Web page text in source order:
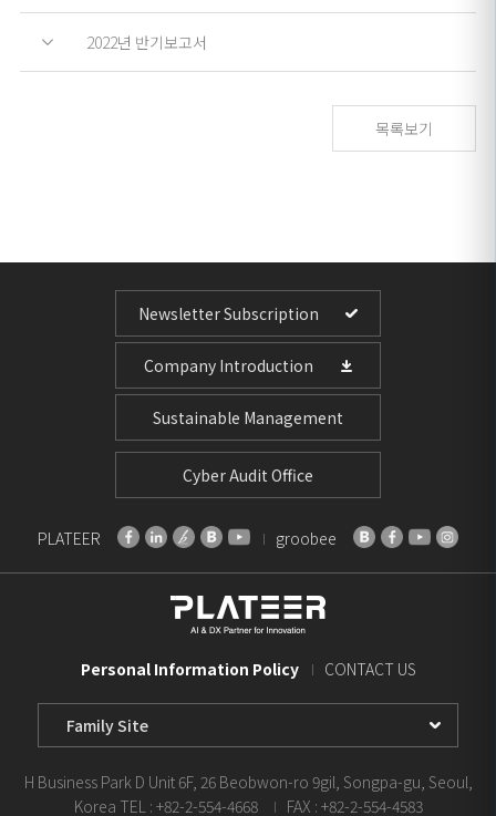
2022년 반기보고서
목록보기
Newsletter Subscription
Company Introduction
Sustainable Management
Cyber Audit Office
PLATEER groobee
Personal Information Policy CONTACT US
H Business Park D Unit 6F, 26 Beobwon-ro 9gil, Songpa-gu, Seoul,
Korea TEL : +82-2-554-4668 FAX : +82-2-554-4583